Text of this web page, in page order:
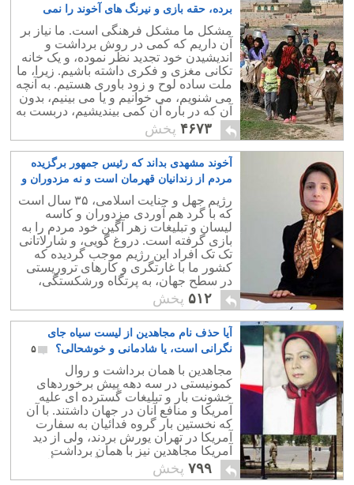
برده، حقه بازی و نیرنگ های آخوند را نمی
بینیم؟
۵
مشکل ما مشکل فرهنگی است. ما نیاز بر
آن داریم که کمی در روش برداشت و
اندیشیدن خود تجدید نظر نموده، و یک خانه
تکانی مغزی و فکری داشته باشیم. زیرا، ما
ملت ساده لوح و زود باوری هستیم. به آنچه
می شنویم، می خوانیم و یا می بینیم، بدون
آن که در باره آن کمی بیندیشیم، دربست به
عنوان یک حقیقت می پذیریم.
۴۶۷۳ پخش
آخوند مشهدی بداند که رئیس جمهور برگزیده
مردم از زندانیان قهرمان است و نه مزدوران و
لاشخوران او!
رژیم جهل و جنایت اسلامی، ۳۵ سال است
که با گرد هم آوردی مزدوران و کاسه
لیسان و تبلیغات زهر آگین خود مردم را به
بازی گرفته است. دروغ گویی، و شارلاتانی
تک تک افراد این رژیم موجب گردیده که
کشور ما با غارتگری و کارهای تروریستی
در سطح جهان، به پرتگاه ورشکستگی،
ویرانی، و تجزیه کشانده شود.
۵۱۲ پخش
آیا حذف نام مجاهدین از لیست سیاه جای
نگرانی است، یا شادمانی و خوشحالی؟
۵
مجاهدین با همان برداشت و روال
کمونیستی در سه دهه پیش برخوردهای
خشونت بار و تبلیغات گسترده ای علیه
آمریکا و منافع آنان در جهان داشتند. با آن
که نخستین بار گروه فدائیان به سفارت
آمریکا در تهران یورش بردند، ولی از دید
آمریکا مجاهدین نیز با همان برداشت
کمونیستی می توانست در آینده مسأله
آفرین باشد.
۷۹۹ پخش